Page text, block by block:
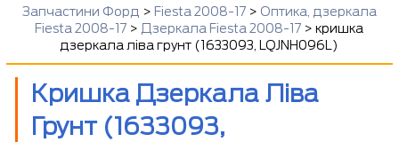
Запчастини Форд > Fiesta 2008-17> Оптика, дзеркала
Fiesta 2008-17 > Дзеркала Fiesta 2008-17 >кришка
дзеркала ліва грунт (1633093, LQJNH096L)
Кришка Дзеркала Ліва
Грунт (1633093,